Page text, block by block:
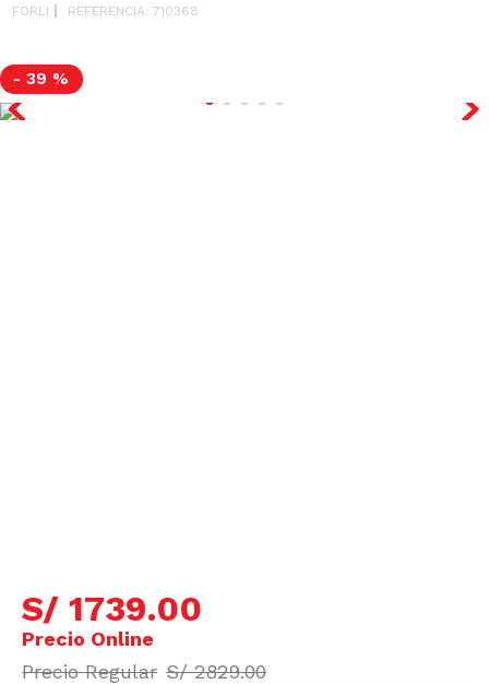
FORLI REFERENCIA:710368
- 39 %
S/ 1739.00
S/ 2829.00